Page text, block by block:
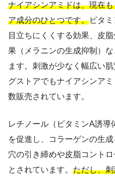
ナイアシンアミドは、現在
ア成分のひとつです。ビタ
目立ちにくくする効果、皮
果（メラニンの生成抑制）
ます。刺激が少なく幅広い
グストアでもナイアシンア
数販売されています。
レチノール（ビタミンA誘導
を促進し、コラーゲンの生
穴の引き締めや皮脂コント
とされています。 ただし、